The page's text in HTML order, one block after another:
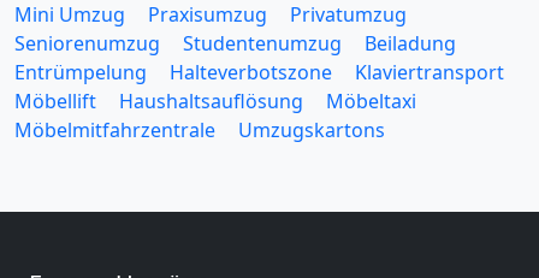
Mini Umzug
Praxisumzug
Privatumzug
Seniorenumzug
Studentenumzug
Beiladung
Entrümpelung
Halteverbotszone
Klaviertransport
Möbellift
Haushaltsauflösung
Möbeltaxi
Möbelmitfahrzentrale
Umzugskartons